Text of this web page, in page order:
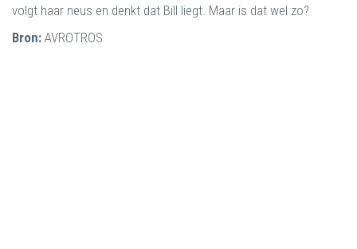
volgt haar neus en denkt dat Bill liegt. Maar is dat wel zo?
Bron: AVROTROS